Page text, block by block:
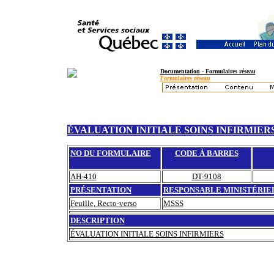
Documentation - Formulaires réseau
Formulaires réseau
ÉVALUATION INITIALE SOINS
NO DU FORMULAIRE CODE À BARRES
AH-410
DT-9108
PRÉSENTATION
RESPONSABLE
Feuille, Recto-verso
MSSS
DESCRIPTION
ÉVALUATION INITIALE SOINS INFIRMIERS